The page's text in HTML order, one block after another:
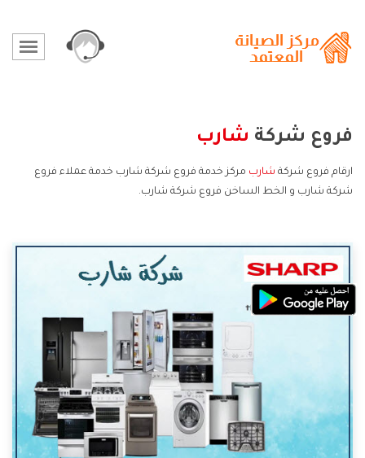
فروع شركة شارب
ارقام فروع شركة شارب مركز خدمة فروع شركة شارب خدمة عملاء فروع
شركة شارب و الخط الساخن فروع شركة شارب.